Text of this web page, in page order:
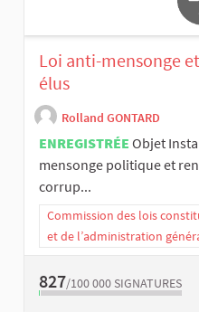
Loi anti-mensonge
élus
Rolland GONTARD
ENREGISTRÉE Objet
mensonge politique et
corrup...
Commission des lois
et de l’administration
827/100 000 SIGNATURES